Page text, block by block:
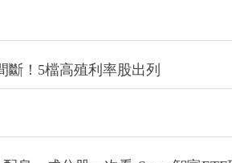
斷！5檔高殖利率股出列